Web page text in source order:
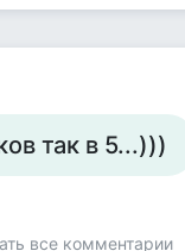
так в 5...)))
все комментарии